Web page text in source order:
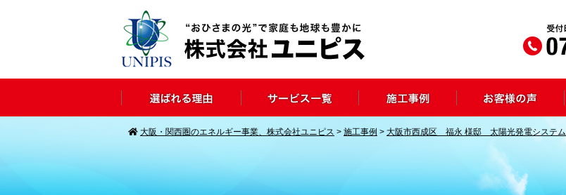
大阪・関西圏のエネルギー事業、株式会社ユニピス > 施工事例 > 大阪市西成区 福永 様邸 太陽光発電システム